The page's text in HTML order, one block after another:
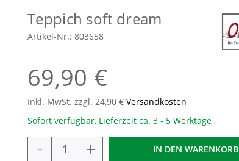
Teppich soft dream
Artikel-Nr.: 803658
69,90 €
Inkl. MwSt. zzgl. 24,90 € Versandkosten
Sofort verfügbar, Lieferzeit ca. 3 - 5 Werktage
- + IN DEN WARENKORB